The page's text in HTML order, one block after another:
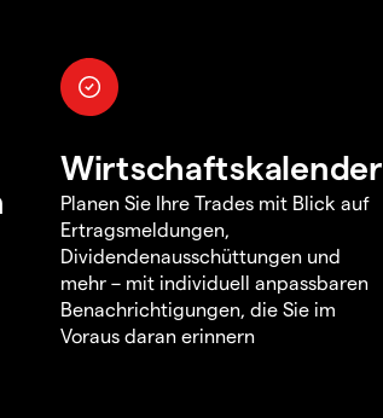
Wirtschaftskalender
Planen Sie Ihre Trades mit Blick auf
Ertragsmeldungen,
Dividendenausschüttungen und
mehr – mit individuell anpassbaren
Benachrichtigungen, die Sie im
Voraus daran erinnern